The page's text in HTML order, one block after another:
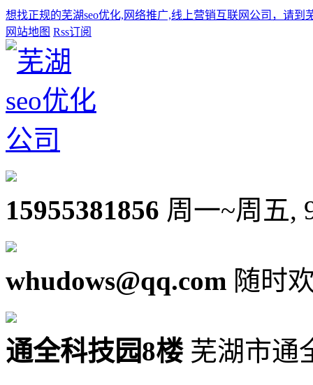
想找正规的芜湖seo优化,网络推广,线上营销互联网公司，请到
网站地图 Rss订阅
15955381856 周一~周五,
whudows@qq.com 随时
通全科技园8楼 芜湖市通